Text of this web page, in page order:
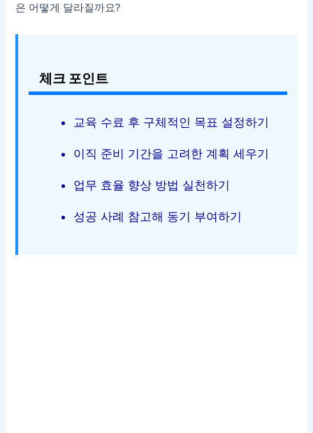
은 어떻게 달라질까요?
체크 포인트
교육 수료 후 구체적인 목표 설정하기
이직 준비 기간을 고려한 계획 세우기
업무 효율 향상 방법 실천하기
성공 사례 참고해 동기 부여하기